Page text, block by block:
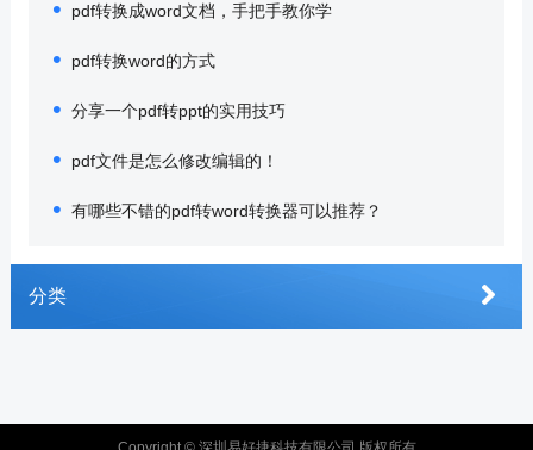
pdf转换成word文档，手把手教你学
pdf转换word的方式
分享一个pdf转ppt的实用技巧
pdf文件是怎么修改编辑的！
有哪些不错的pdf转word转换器可以推荐？
分类